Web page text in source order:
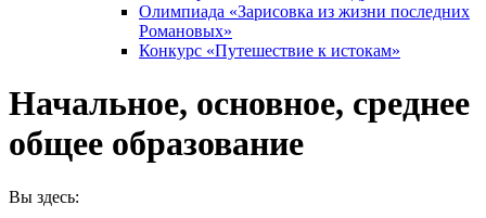
Олимпиада «Зарисовка из жизни последних
Романовых»
Конкурс «Путешествие к истокам»
Начальное, основное, среднее
общее образование
Вы здесь: